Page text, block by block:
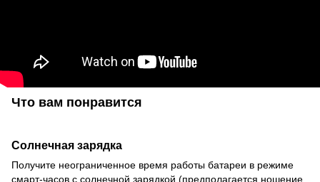
Что вам понравится
Солнечная зарядка
Получите неограниченное время работы батареи в режиме
смарт-часов с солнечной зарядкой (предполагается ношение